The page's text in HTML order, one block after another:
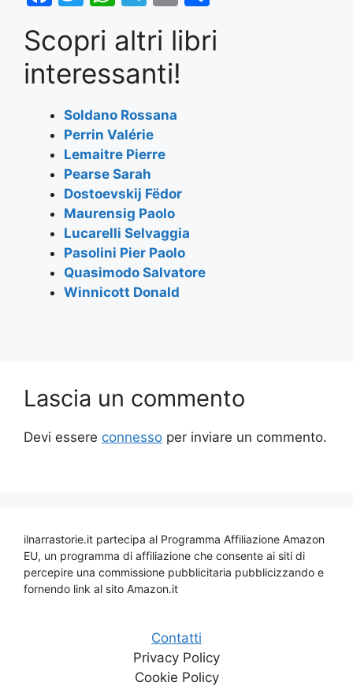
c
e
b
o
o
k
itt
er
at
s
A
p
p
e
gr
a
m
ai
l
ar
Scopri altri libri
interessanti!
Soldano Rossana
Perrin Valérie
Lemaitre Pierre
Pearse Sarah
Dostoevskij Fëdor
Maurensig Paolo
Lucarelli Selvaggia
Pasolini Pier Paolo
Quasimodo Salvatore
Winnicott Donald
Lascia un commento
Devi essere connesso per inviare un commento.
ilnarrastorie.it partecipa al Programma Affiliazione Amazon
EU, un programma di affiliazione che consente ai siti di
percepire una commissione pubblicitaria pubblicizzando e
fornendo link al sito Amazon.it
Contatti
Privacy Policy
Cookie Policy